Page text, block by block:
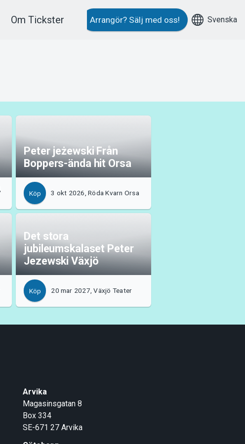
Om Tickster Arrangör? Sälj med oss! Svenska
Peter jeżewski Från
Boppers-ända hit Orsa
Köp 3 okt 2026, Röda Kvarn Orsa
Det stora
jubileumskalaset Peter
Jezewski Växjö
Köp 20 mar 2027, Växjö Teater
Arvika
Magasinsgatan 8
Box 334
SE-671 27 Arvika